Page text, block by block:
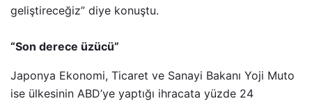
geliştireceğiz” diye konuştu.
“Son derece üzücü”
Japonya Ekonomi, Ticaret ve Sanayi Bakanı Yoji Muto
ise ülkesinin ABD’ye yaptığı ihracata yüzde 24